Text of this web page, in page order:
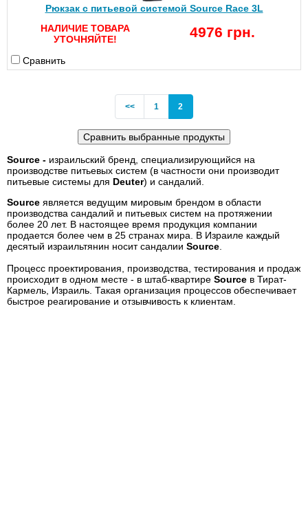
Рюкзак с питьевой системой Source Race 3L
НАЛИЧИЕ ТОВАРА
УТОЧНЯЙТЕ!
4976 грн.
Сравнить
<<Previous
1 2
Source - израильский бренд, специализирующийся на
производстве питьевых систем (в частности они производит
питьевые системы для Deuter) и сандалий.
Source является ведущим мировым брендом в области
производства сандалий и питьевых систем на протяжении
более 20 лет. В настоящее время продукция компании
продается более чем в 25 странах мира. В Израиле каждый
десятый израильтянин носит сандалии Source.
Процесс проектирования, производства, тестирования и продаж
происходит в одном месте - в штаб-квартире Source в Тират-
Кармель, Израиль. Такая организация процессов обеспечивает
быстрое реагирование и отзывчивость к клиентам.